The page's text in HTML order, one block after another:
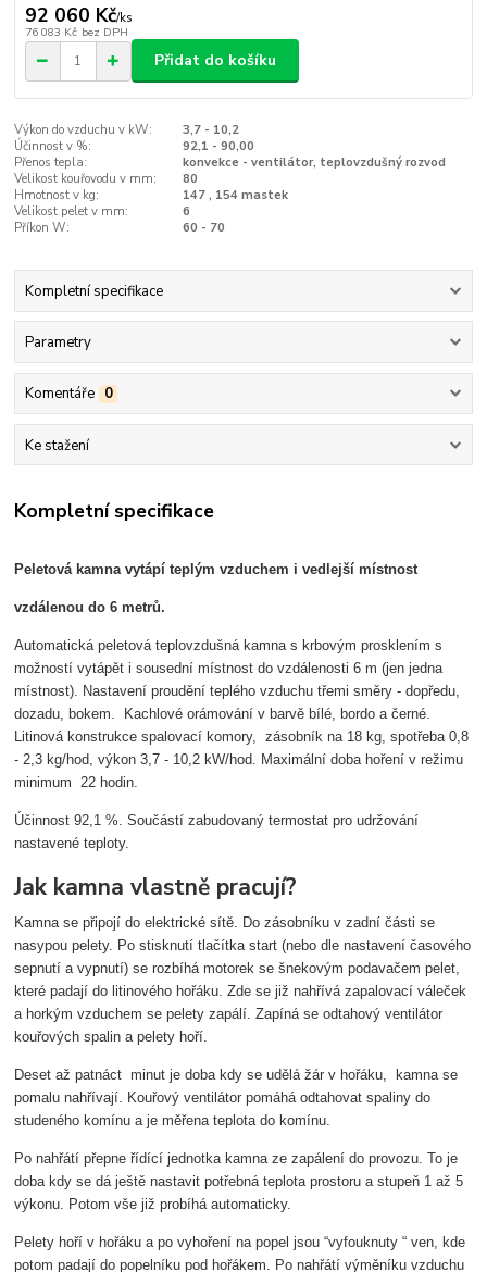
92 060 Kč/ks
76 083 Kč bez DPH
Přidat do košíku
Výkon do vzduchu v kW:
3,7 - 10,2
Účinnost v %:
92,1 - 90,00
Přenos tepla:
konvekce - ventilátor, teplovzdušný rozvod
Velikost kouřovodu v mm:
80
Hmotnost v kg:
147 , 154 mastek
Velikost pelet v mm:
6
Příkon W:
60 - 70
Kompletní specifikace
Parametry
Komentáře 0
Ke stažení
Kompletní specifikace
Peletová kamna vytápí teplým vzduchem i vedlejší místnost
vzdálenou do 6 metrů.
Automatická peletová teplovzdušná kamna s krbovým prosklením s
možností vytápět i sousední místnost do vzdálenosti 6 m (jen jedna
místnost). Nastavení proudění teplého vzduchu třemi směry - dopředu,
dozadu, bokem. Kachlové orámování v barvě bílé, bordo a černé.
Litinová konstrukce spalovací komory, zásobník na 18 kg, spotřeba 0,8
- 2,3 kg/hod, výkon 3,7 - 10,2 kW/hod. Maximální doba hoření v režimu
minimum 22 hodin.
Účinnost 92,1 %. Součástí zabudovaný termostat pro udržování
nastavené teploty.
Jak kamna vlastně pracují?
Kamna se připojí do elektrické sítě. Do zásobníku v zadní části se
nasypou pelety. Po stisknutí tlačítka start (nebo dle nastavení časového
sepnutí a vypnutí) se rozbíhá motorek se šnekovým podavačem pelet,
které padají do litinového hořáku. Zde se již nahřívá zapalovací váleček
a horkým vzduchem se pelety zapálí. Zapíná se odtahový ventilátor
kouřových spalin a pelety hoří.
Deset až patnáct minut je doba kdy se udělá žár v hořáku, kamna se
pomalu nahřívají. Kouřový ventilátor pomáhá odtahovat spaliny do
studeného komínu a je měřena teplota do komínu.
Po nahřátí přepne řídící jednotka kamna ze zapálení do provozu. To je
doba kdy se dá ještě nastavit potřebná teplota prostoru a stupeň 1 až 5
výkonu. Potom vše již probíhá automaticky.
Pelety hoří v hořáku a po vyhoření na popel jsou “vyfouknuty “ ven, kde
potom padají do popelníku pod hořákem. Po nahřátí výměníku vzduchu